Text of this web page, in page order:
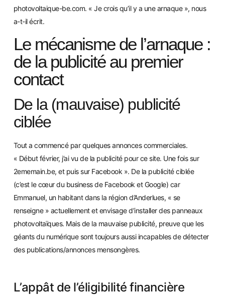
photovoltaique-be.com. « Je crois qu’il y a une arnaque », nous
a-t-il écrit.
Le mécanisme de l’arnaque :
de la publicité au premier
contact
De la (mauvaise) publicité
ciblée
Tout a commencé par quelques annonces commerciales.
« Début février, j’ai vu de la publicité pour ce site. Une fois sur
2ememain.be, et puis sur Facebook ». De la publicité ciblée
(c’est le cœur du business de Facebook et Google) car
Emmanuel, un habitant dans la régiond’Anderlues, « se
renseigne » actuellement et envisage d’installer des panneaux
photovoltaïques. Mais de la mauvaise publicité, preuve que les
géants du numérique sont toujours aussi incapables de détecter
des publications/annonces mensongères.
L’appât de l’éligibilité financière